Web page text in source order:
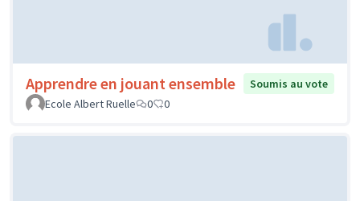
Apprendre en jouant ensemble
Soumis au vote
Ecole Albert Ruelle
0 0